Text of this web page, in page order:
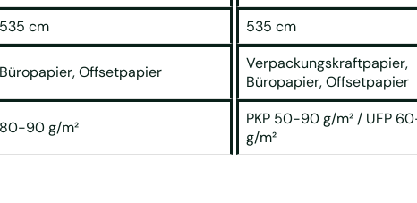
535 cm 535 cm
Büropapier, Offsetpapier
Verpackungskraftpapier,
Büropapier, Offsetpapier
80-90 g/m²
PKP 50-90 g/m² / UFP
g/m²